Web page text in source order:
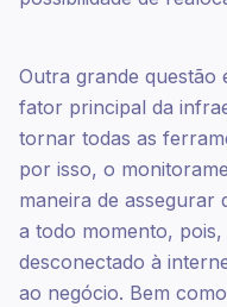
Outra grande questão
fator principal da
tornar todas as
por isso, o
maneira de assegurar
a todo momento,
desconectado à
ao negócio. Bem